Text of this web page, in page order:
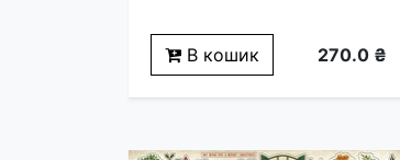
В кошик 270.0 ₴